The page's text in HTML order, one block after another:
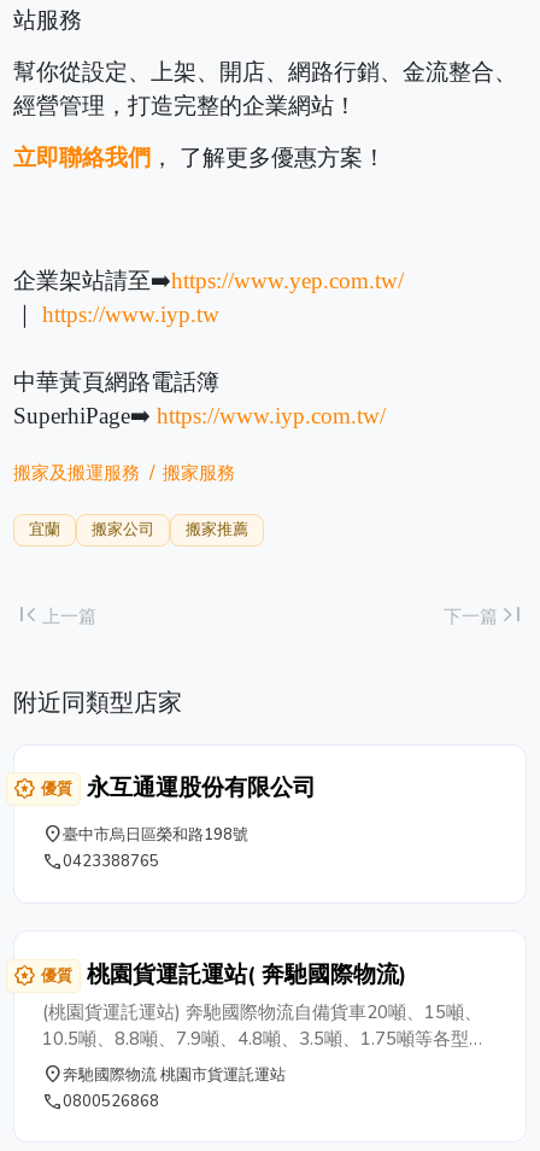
站服務
幫你從設定、上架、開店、網路行銷、金流整合、
經營管理，打造完整的企業網站！
立即聯絡我們 ， 了解更多優惠方案！
企業架站請至➡️https://www.yep.com.tw/
｜https://www.iyp.tw
中華黃頁網路電話簿
SuperhiPage➡️https://www.iyp.com.tw/
搬家及搬運服務 搬家服務
宜蘭 搬家公司 搬家推薦
first_page上一篇 下一篇 last_page
附近同類型店家
award_star 優質 永互通運股份有限公司
place臺中市烏日區榮和路198號
phone0423388765
award_star 優質 桃園貨運託運站( 奔馳國際物流)
(桃園貨運託運站) 奔馳國際物流自備貨車20噸、15噸、
10.5噸、8.8噸、7.9噸、4.8噸、3.5噸、1.75噸等各型貨
卡車200餘輛全省託運服務、往返北、中、南等各縣市，
並專營代領進口貨物、碼頭、各地貨櫃場等。 隨叫隨
place奔馳國際物流 桃園市貨運託運站
phone0800526868